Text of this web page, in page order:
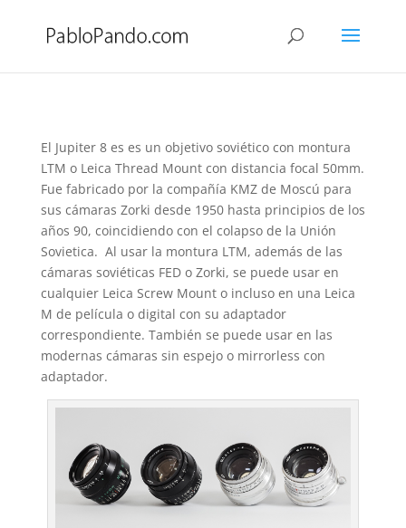
Pablo|Abr 23, 2020|Miniposts | 1 Comentario
El Jupiter 8 es es un objetivo soviético con montura
LTM o Leica Thread Mount con distancia focal 50mm.
Fue fabricado por la compañía KMZ de Moscú para
sus cámaras Zorki desde 1950 hasta principios de los
años 90, coincidiendo con el colapso de la Unión
Sovietica. Al usar la montura LTM, además de las
cámaras soviéticas FED o Zorki, se puede usar en
cualquier Leica Screw Mount o incluso en una Leica
M de película o digital con su adaptador
correspondiente. También se puede usar en las
modernas cámaras sin espejo o mirrorless con
adaptador.